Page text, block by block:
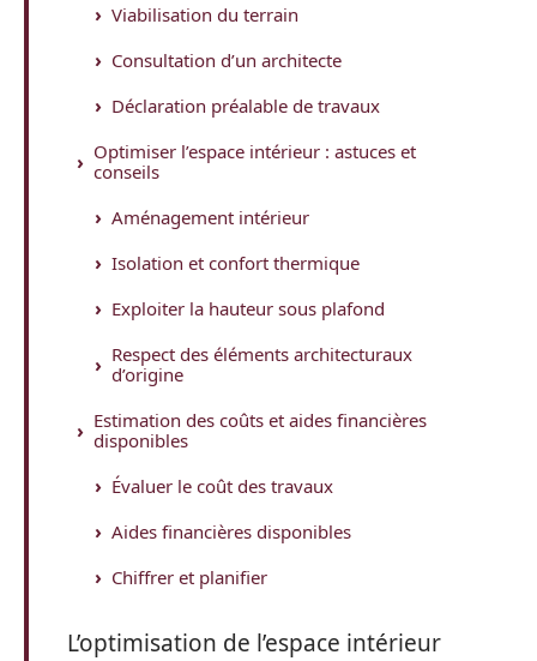
Viabilisation du terrain
Consultation d’un architecte
Déclaration préalable de travaux
Optimiser l’espace intérieur : astuces et
conseils
Aménagement intérieur
Isolation et confort thermique
Exploiter la hauteur sous plafond
Respect des éléments architecturaux
d’origine
Estimation des coûts et aides financières
disponibles
Évaluer le coût des travaux
Aides financières disponibles
Chiffrer et planifier
L’optimisation de l’espace intérieur